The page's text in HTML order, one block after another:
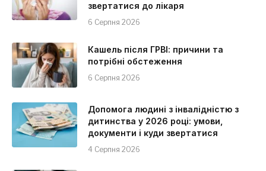
звертатися до лікаря
6 Серпня 2026
Кашель після ГРВІ: причини та
потрібні обстеження
6 Серпня 2026
Допомога людині з інвалідністю з
дитинства у 2026 році: умови,
документи і куди звертатися
4 Серпня 2026